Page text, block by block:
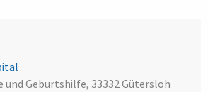
und Geburtshilfe, 33332 Gütersloh